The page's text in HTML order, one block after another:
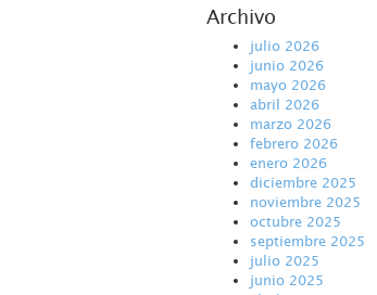
Archivo
julio 2026
junio 2026
mayo 2026
abril 2026
marzo 2026
febrero 2026
enero 2026
diciembre 2025
noviembre 2025
octubre 2025
septiembre 2025
julio 2025
junio 2025